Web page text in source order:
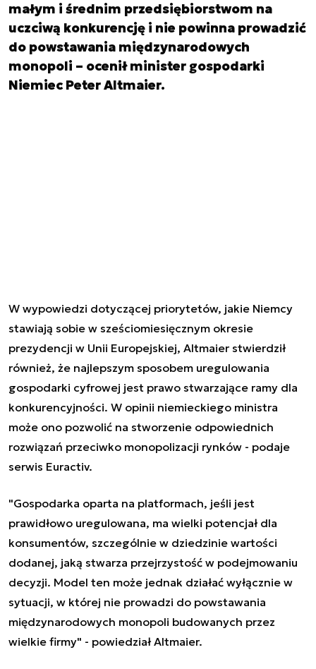
małym i średnim przedsiębiorstwom na
uczciwą konkurencję i nie powinna prowadzić
do powstawania międzynarodowych
monopoli – ocenił minister gospodarki
Niemiec Peter Altmaier.
W wypowiedzi dotyczącej priorytetów, jakie Niemcy
stawiają sobie w sześciomiesięcznym okresie
prezydencji w Unii Europejskiej, Altmaier stwierdził
również, że najlepszym sposobem uregulowania
gospodarki cyfrowej jest prawo stwarzające ramy dla
konkurencyjności. W opinii niemieckiego ministra
może ono pozwolić na stworzenie odpowiednich
rozwiązań przeciwko monopolizacji rynków - podaje
serwis Euractiv.
"Gospodarka oparta na platformach, jeśli jest
prawidłowo uregulowana, ma wielki potencjał dla
konsumentów, szczególnie w dziedzinie wartości
dodanej, jaką stwarza przejrzystość w podejmowaniu
decyzji. Model ten może jednak działać wyłącznie w
sytuacji, w której nie prowadzi do powstawania
międzynarodowych monopoli budowanych przez
wielkie firmy" - powiedział Altmaier.